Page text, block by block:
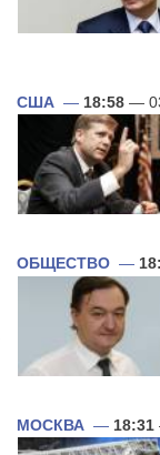
США — 18:58 —
ОБЩЕСТВО —
МОСКВА — 18:31